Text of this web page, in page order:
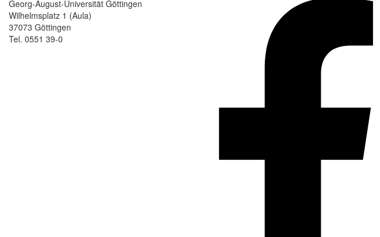
Georg-August-Universität Göttingen
Wilhelmsplatz 1 (Aula)
37073 Göttingen
Tel. 0551 39-0